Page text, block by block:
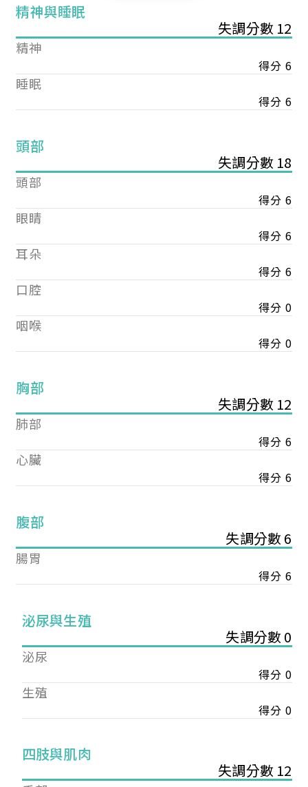
精神與睡眠
失調分數 12
精神
得分 6
睡眠
得分 6
頭部
失調分數 18
頭部
得分 6
眼睛
得分 6
耳朵
得分 6
口腔
得分 0
咽喉
得分 0
胸部
失調分數 12
肺部
得分 6
心臟
得分 6
腹部
失調分數 6
腸胃
得分 6
泌尿與生殖
失調分數 0
泌尿
得分 0
生殖
得分 0
四肢與肌肉
失調分數 12
您已成功送出會員申請
您好，您的會員申請，已成功送出，經本協會理事